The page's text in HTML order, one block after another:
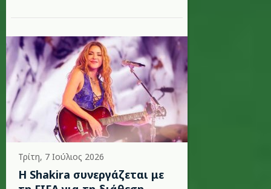
Τρίτη, 7 Ιούλιος 2026
Η Shakira συνεργάζεται με